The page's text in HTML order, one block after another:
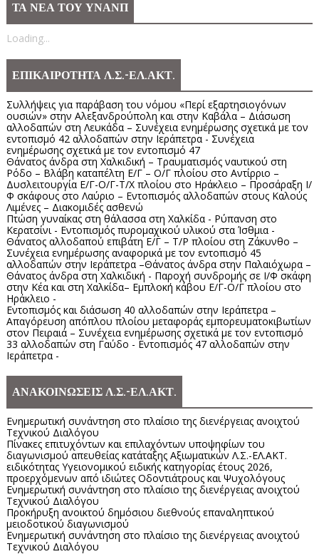
ΤΑ ΝΕΑ ΤΟΥ ΥΝΑΝΠ
Loading...
ΕΠΙΚΑΙΡΟΤΗΤΑ Λ.Σ.-ΕΛ.ΑΚΤ.
Συλλήψεις για παράβαση του νόμου «Περί εξαρτησιογόνων
ουσιών» στην Αλεξανδρούπολη και στην Καβάλα – Διάσωση
αλλοδαπών στη Λευκάδα – Συνέχεια ενημέρωσης σχετικά με τον
εντοπισμό 42 αλλοδαπών στην Ιεράπετρα - Συνέχεια
ενημέρωσης σχετικά με τον εντοπισμό 47
Θάνατος άνδρα στη Χαλκιδική – Τραυματισμός ναυτικού στη
Ρόδο – Βλάβη καταπέλτη Ε/Γ – Ο/Γ πλοίου στο Αντίρριο –
Δυσλειτουργία Ε/Γ-Ο/Γ-Τ/Χ πλοίου στο Ηράκλειο – Προσάραξη Ι/
Φ σκάφους στο Λαύριο – Εντοπισμός αλλοδαπών στους Καλούς
Λιμένες – Διακομιδές ασθενώ
Πτώση γυναίκας στη θάλασσα στη Χαλκίδα - Ρύπανση στο
Κερατσίνι - Εντοπισμός πυρομαχικού υλικού στα Ίσθμια -
Θάνατος αλλοδαπού επιβάτη Ε/Γ – Τ/Ρ πλοίου στη Ζάκυνθο –
Συνέχεια ενημέρωσης αναφορικά με τον εντοπισμό 45
αλλοδαπών στην Ιεράπετρα –Θάνατος άνδρα στην Παλαιόχωρα –
Θάνατος άνδρα στη Χαλκιδική - Παροχή συνδρομής σε Ι/Φ σκάφη
στην Κέα και στη Χαλκίδα– Εμπλοκή κάβου Ε/Γ-Ο/Γ πλοίου στο
Ηράκλειο -
Εντοπισμός και διάσωση 40 αλλοδαπών στην Ιεράπετρα –
Απαγόρευση απόπλου πλοίου μεταφοράς εμπορευματοκιβωτίων
στον Πειραιά – Συνέχεια ενημέρωσης σχετικά με τον εντοπισμό
33 αλλοδαπών στη Γαύδο - Εντοπισμός 47 αλλοδαπών στην
Ιεράπετρα -
ΑΝΑΚΟΙΝΩΣΕΙΣ Λ.Σ.-ΕΛ.ΑΚΤ.
Ενημερωτική συνάντηση στο πλαίσιο της διενέργειας ανοιχτού
Τεχνικού Διαλόγου
Πίνακες επιτυχόντων και επιλαχόντων υποψηφίων του
διαγωνισμού απευθείας κατάταξης Αξιωματικών Λ.Σ.-ΕΛ.ΑΚΤ.
ειδικότητας Υγειονομικού ειδικής κατηγορίας έτους 2026,
προερχόμενων από ιδιώτες Οδοντιάτρους και Ψυχολόγους
Ενημερωτική συνάντηση στο πλαίσιο της διενέργειας ανοιχτού
Τεχνικού Διαλόγου
Προκήρυξη ανοικτού δημόσιου διεθνούς επαναληπτικού
μειοδοτικού διαγωνισμού
Ενημερωτική συνάντηση στο πλαίσιο της διενέργειας ανοιχτού
Τεχνικού Διαλόγου